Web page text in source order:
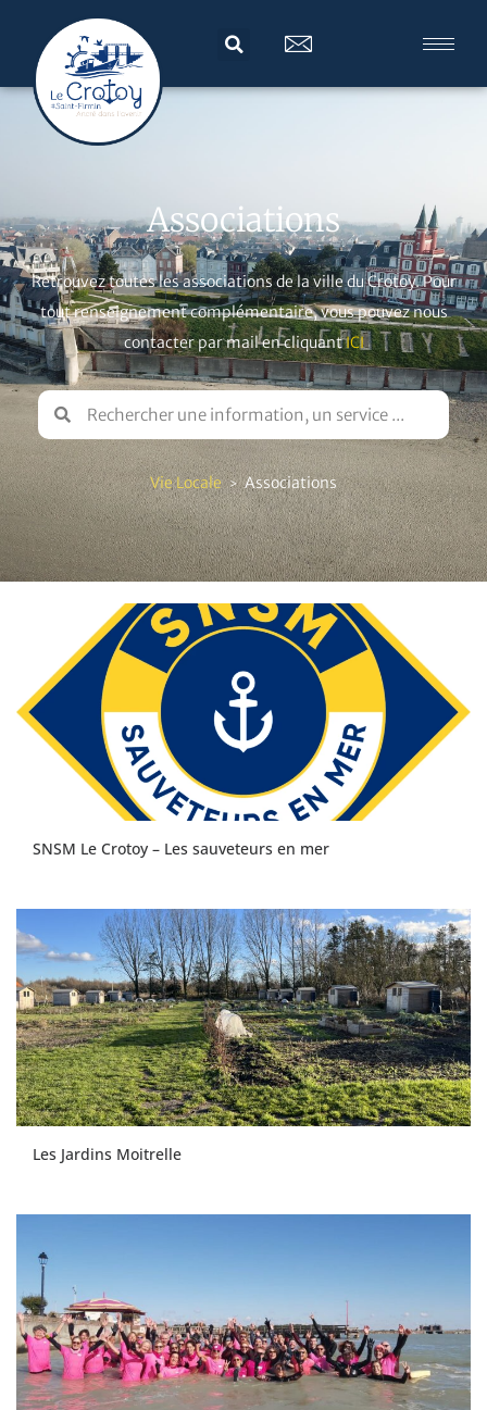
Associations
Retrouvez toutes les associations de la ville du Crotoy. Pour
tout renseignement complémentaire, vous pouvez nous
contacter par mail en cliquantICI
Vie Locale > Associations
SNSM Le Crotoy – Les sauveteurs en mer
Les Jardins Moitrelle